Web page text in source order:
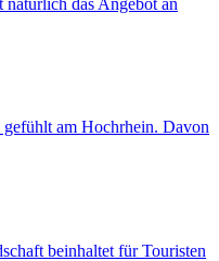
das Angebot an
am Hochrhein. Davon
beinhaltet für Touristen